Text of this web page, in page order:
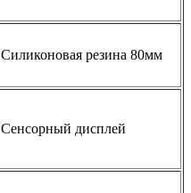
Силиконовая резина 80мм
Сенсорный дисплей